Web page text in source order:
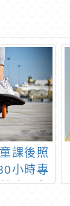
課後照
小時專
章及報